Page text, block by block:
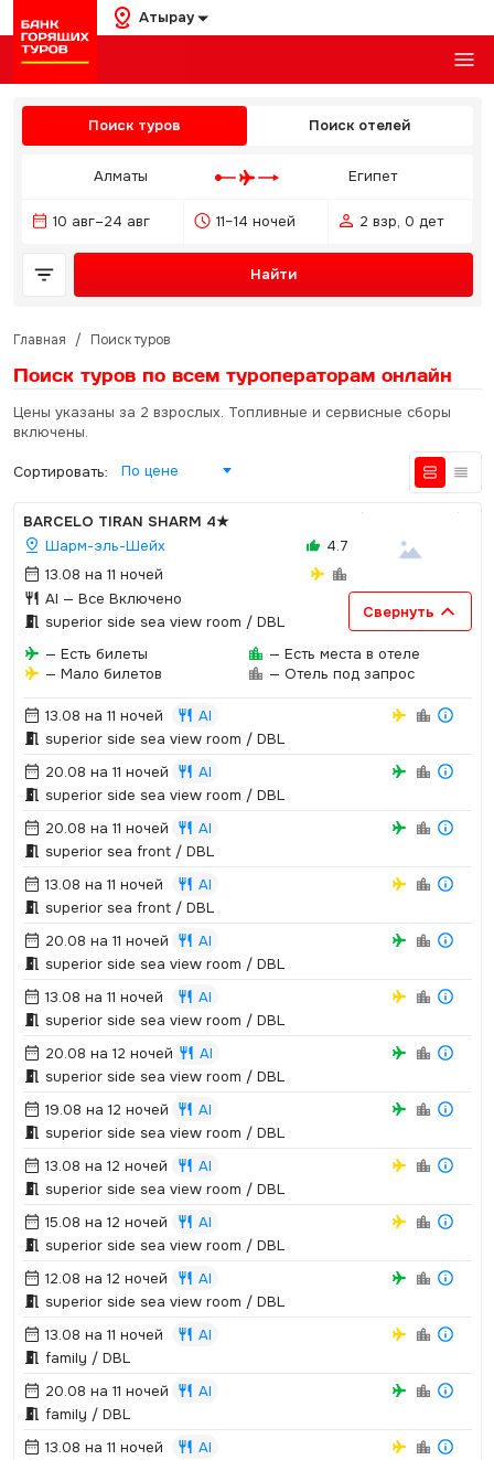
Атырау
Поиск туров Поиск отелей
Алматы Египет
10 авг–24 авг 11–14 ночей 2 взр, 0 дет
Найти
Главная / Поиск туров
Поиск туров по всем туроператорам онлайн
Цены указаны за 2 взрослых. Топливные и сервисные сборы
включены.
Сортировать: По цене
BARCELO TIRAN SHARM 4★
Шарм-эль-Шейх
13.08 на 11 ночей
AI — Все Включено
4.7
superior side sea view room / DBL
Свернуть
— Есть билеты
— Мало билетов
— Есть места в отеле
— Отель под запрос
13.08 на 11 ночей
AI
superior side sea view room / DBL
20.08 на 11 ночей
AI
superior side sea view room / DBL
20.08 на 11 ночей
AI
superior sea front / DBL
13.08 на 11 ночей
AI
superior sea front / DBL
20.08 на 11 ночей
AI
superior side sea view room / DBL
13.08 на 11 ночей
AI
superior side sea view room / DBL
20.08 на 12 ночей
AI
superior side sea view room / DBL
19.08 на 12 ночей
AI
superior side sea view room / DBL
13.08 на 12 ночей
AI
superior side sea view room / DBL
15.08 на 12 ночей
AI
superior side sea view room / DBL
12.08 на 12 ночей
AI
superior side sea view room / DBL
13.08 на 11 ночей
AI
family / DBL
20.08 на 11 ночей
AI
family / DBL
13.08 на 11 ночей
AI